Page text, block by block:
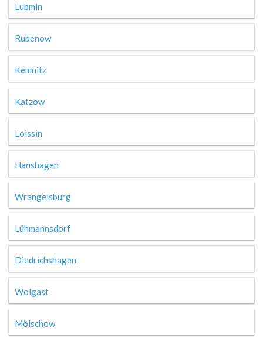
Lubmin
Rubenow
Kemnitz
Katzow
Loissin
Hanshagen
Wrangelsburg
Lühmannsdorf
Diedrichshagen
Wolgast
Mölschow